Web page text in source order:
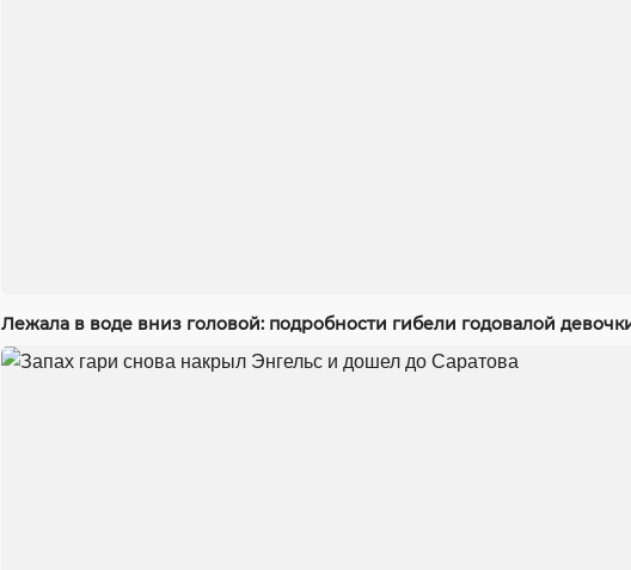
Лежала в воде вниз головой: подробности гибели годовалой